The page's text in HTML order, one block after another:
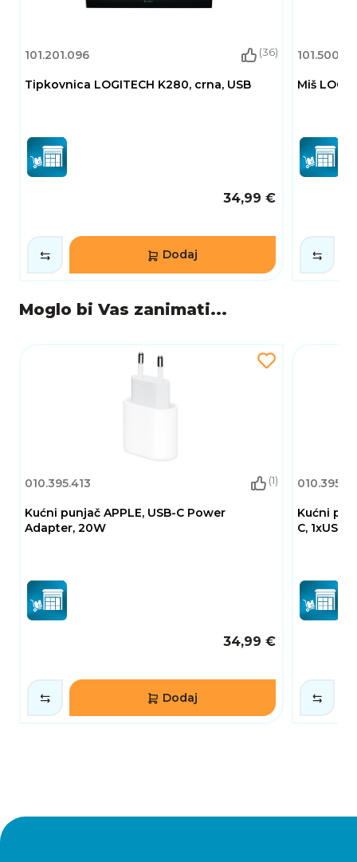
101.201.096 (36)
Tipkovnica LOGITECH K280, crna, USB
34,99 €
Dodaj
Miš
Moglo bi Vas zanimati...
010.395.413 (1)
Kućni punjač APPLE, USB-C Power
Adapter, 20W
34,99 €
Dodaj
Kućni
C, 1xUSB-